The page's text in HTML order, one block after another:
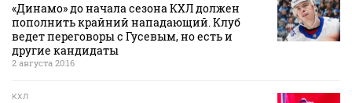
«Динамо» до начала сезона КХЛ должен
пополнить крайний нападающий. Клуб
ведет переговоры с Гусевым, но есть и
другие кандидаты
2 августа 20:16
КХЛ